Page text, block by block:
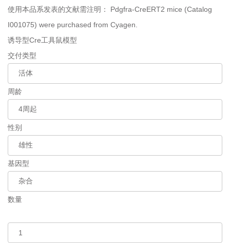
使用本品系发表的文献需注明： Pdgfra-CreERT2 mice (Catalog
I001075) were purchased from Cyagen.
诱导型Cre工具鼠模型
交付类型
周龄
性别
基因型
数量